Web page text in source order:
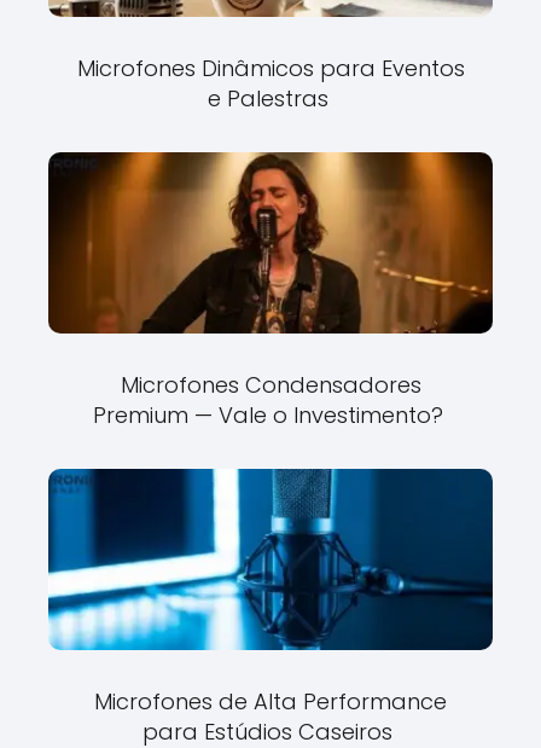
Microfones Dinâmicos para Eventos
e Palestras
Microfones Condensadores
Premium — Vale o Investimento?
Microfones de Alta Performance
para Estúdios Caseiros